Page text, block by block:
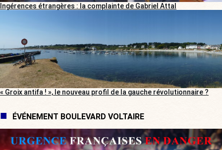
Ingérences étrangères : la complainte de Gabriel Attal
« Groix antifa ! », le nouveau profil de la gauche révolutionnaire ?
ÉVÉNEMENT BOULEVARD VOLTAIRE